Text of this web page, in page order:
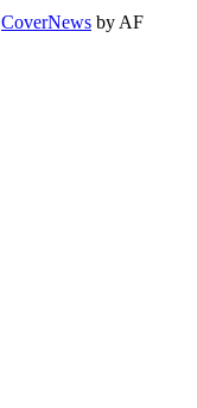
CoverNews by AF